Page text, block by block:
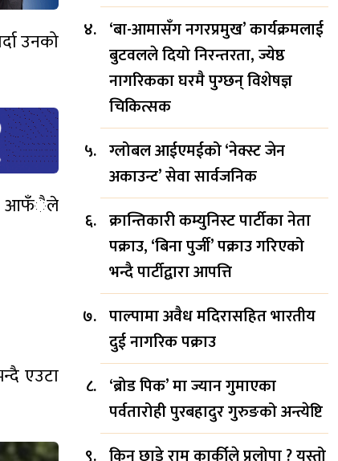
उनको
आफँैले
एउटा
‘बा-आमासँग नगरप्रमुख’ कार्यक्रमलाई
बुटवलले दियो निरन्तरता, ज्येष्ठ
नागरिकका घरमै पुग्छन् विशेषज्ञ
चिकित्सक
ग्लोबल आईएमईको ‘नेक्स्ट जेन
अकाउन्ट’ सेवा सार्वजनिक
क्रान्तिकारी कम्युनिस्ट पार्टीका नेता
पक्राउ, ‘बिना पुर्जी’ पक्राउ गरिएको
भन्दै पार्टीद्वारा आपत्ति
पाल्पामा अवैध मदिरासहित भारतीय
दुई नागरिक पक्राउ
‘ब्रोड पिक’ मा ज्यान गुमाएका
पर्वतारोही पुरबहादुर गुरुङको अन्त्येष्टि